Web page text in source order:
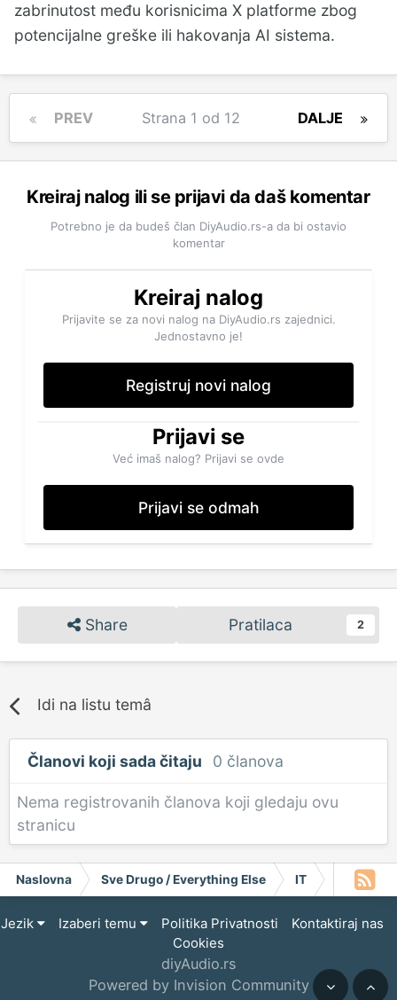
zabrinutost među korisnicima X platforme zbog
potencijalne greške ili hakovanja AI sistema.
PREV DALJE
Strana 1 od 12
Kreiraj nalog ili se prijavi da daš komentar
Potrebno je da budeš član DiyAudio.rs-a da bi ostavio
komentar
Kreiraj nalog
Prijavite se za novi nalog na DiyAudio.rs zajednici.
Jednostavno je!
Registruj novi nalog
Prijavi se
Već imaš nalog? Prijavi se ovde
Prijavi se odmah
Share Pratilaca 2
Idi na listu temâ
Članovi koji sada čitaju 0 članova
Nema registrovanih članova koji gledaju ovu
stranicu
Naslovna Sve Drugo / Everything Else IT
Jezik Izaberi temu Politika Privatnosti
Kontaktiraj nas
Cookies
diyAudio.rs
Powered by Invision Community